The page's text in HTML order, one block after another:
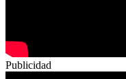
Publicidad